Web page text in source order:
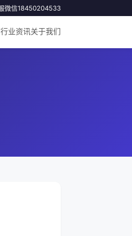
微信18450204533
行业资讯关于我们